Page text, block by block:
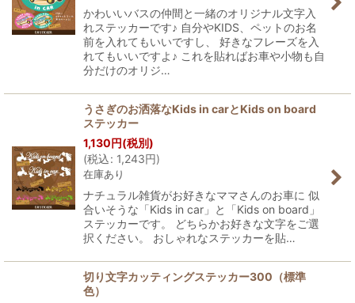
かわいいバスの仲間と一緒のオリジナル文字入
れステッカーです♪ 自分やKIDS、ペットのお名
前を入れてもいいですし、 好きなフレーズを入
れてもいいですよ♪ これを貼ればお車や小物も自
分だけのオリジ…
うさぎのお洒落なKids in carとKids on board
ステッカー
1,130円(税別)
(税込: 1,243円)
在庫あり
ナチュラル雑貨がお好きなママさんのお車に 似
合いそうな「Kids in car」と「Kids on board」
ステッカーです。 どちらかお好きな文字をご選
択ください。 おしゃれなステッカーを貼…
切り文字カッティングステッカー300（標準
色）